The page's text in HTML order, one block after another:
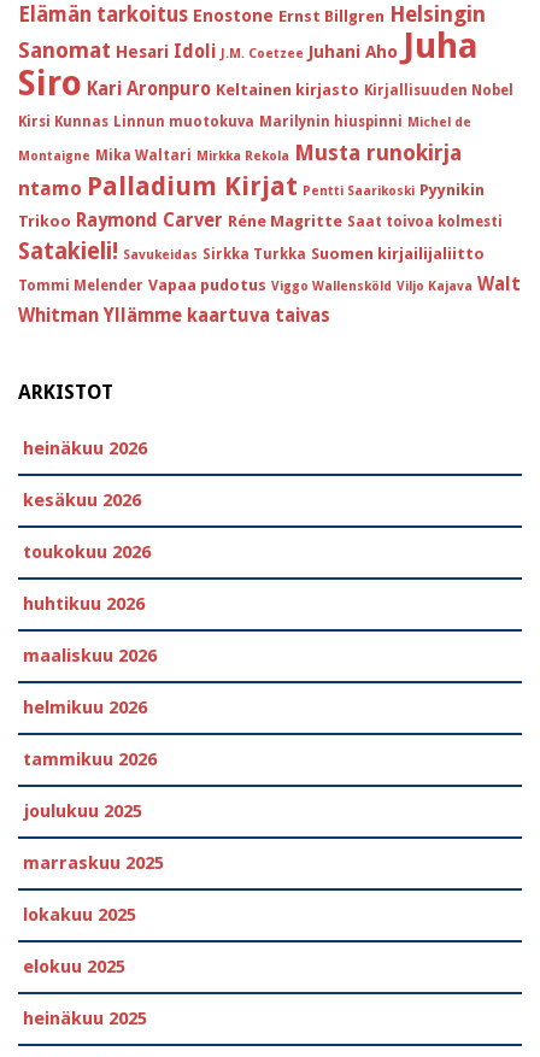
Elämän tarkoitus Enostone Ernst Billgren Helsingin
Sanomat Hesari Idoli J.M. Coetzee Juhani Aho Juha
Siro Kari Aronpuro Keltainen kirjasto Kirjallisuuden Nobel
Kirsi Kunnas Linnun muotokuva Marilynin hiuspinni Michel de
Montaigne Mika Waltari Mirkka Rekola Musta runokirja
ntamo Palladium Kirjat Pentti Saarikoski Pyynikin
Trikoo Raymond Carver Réne Magritte Saat toivoa kolmesti
Satakieli! Savukeidas Sirkka Turkka Suomen kirjailijaliitto
Tommi Melender Vapaa pudotus Viggo Wallensköld Viljo Kajava Walt
Whitman Yllämme kaartuva taivas
ARKISTOT
heinäkuu 2026
kesäkuu 2026
toukokuu 2026
huhtikuu 2026
maaliskuu 2026
helmikuu 2026
tammikuu 2026
joulukuu 2025
marraskuu 2025
lokakuu 2025
elokuu 2025
heinäkuu 2025